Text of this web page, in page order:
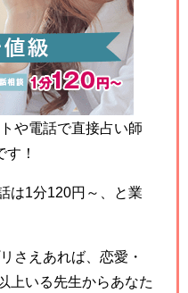
や電話で直接占い師
！
は1分120円～、と業
さえあれば、恋愛・
上いる先生からあなた